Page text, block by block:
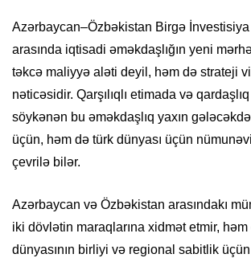
Azərbaycan–Özbəkistan Birgə
arasında iqtisadi əməkdaşlığın yeni
təkcə maliyyə aləti deyil, həm də strateji
nəticəsidir. Qarşılıqlı etimada və
söykənən bu əməkdaşlıq yaxın
üçün, həm də türk dünyası üçün
çevrilə bilər.
Azərbaycan və Özbəkistan arasındakı
iki dövlətin maraqlarına xidmət etmir, həm
dünyasının birliyi və regional sabitlik